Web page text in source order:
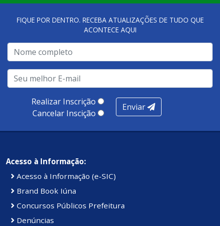
FIQUE POR DENTRO. RECEBA ATUALIZAÇÕES DE TUDO QUE
ACONTECE AQUI
Realizar Inscrição
Cancelar Inscição
Enviar
Acesso à Informação:
Acesso à Informação (e-SIC)
Brand Book Iúna
Concursos Públicos Prefeitura
Denúncias